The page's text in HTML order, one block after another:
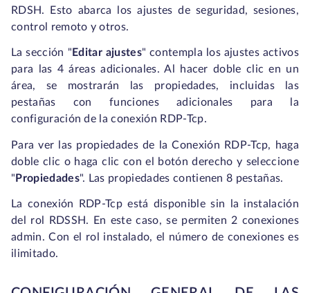
RDSH. Esto abarca los ajustes de seguridad, sesiones,
control remoto y otros.
La sección " Editar ajustes" contempla los ajustes activos
para las 4 áreas adicionales. Al hacer doble clic en un
área, se mostrarán las propiedades, incluidas las
pestañas con funciones adicionales para la
configuración de la conexión RDP-Tcp.
Para ver las propiedades de la Conexión RDP-Tcp, haga
doble clic o haga clic con el botón derecho y seleccione
" Propiedades". Las propiedades contienen 8 pestañas.
La conexión RDP-Tcp está disponible sin la instalación
del rol RDSSH. En este caso, se permiten 2 conexiones
admin. Con el rol instalado, el número de conexiones es
ilimitado.